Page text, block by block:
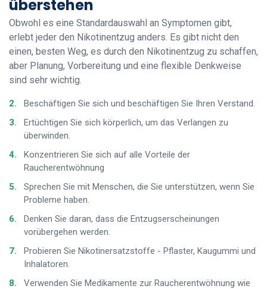
überstehen
Obwohl es eine Standardauswahl an Symptomen gibt,
erlebt jeder den Nikotinentzug anders. Es gibt nicht den
einen, besten Weg, es durch den Nikotinentzug zu schaffen,
aber Planung, Vorbereitung und eine flexible Denkweise
sind sehr wichtig.
Beschäftigen Sie sich und beschäftigen Sie Ihren Verstand.
Ertüchtigen Sie sich körperlich, um das Verlangen zu
überwinden.
Konzentrieren Sie sich auf alle Vorteile der
Raucherentwöhnung
Sprechen Sie mit Menschen, die Sie unterstützen, wenn Sie
Probleme haben.
Denken Sie daran, dass die Entzugserscheinungen
vorübergehen werden.
Probieren Sie Nikotinersatzstoffe - Pflaster, Kaugummi und
Inhalatoren.
Verwenden Sie Medikamente zur Raucherentwöhnung wie